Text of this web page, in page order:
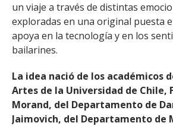
un viaje a través de distintas
exploradas en una original puesta
apoya en la tecnología y en los
bailarines.
La idea nació de los académicos
Artes de la Universidad de Chile,
Morand, del Departamento de
Jaimovich, del Departamento de